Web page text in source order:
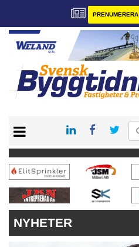
PRENUMERERA
PRENUMERERA
VÅRA ANDRA MAGASIN
ANNONSERA
KONTAKT
NYHETER